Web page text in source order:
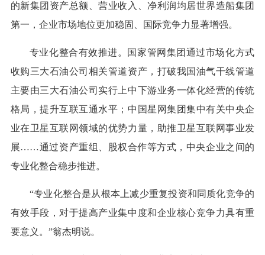
的新集团资产总额、营业收入、净利润均居世界造船集团
第一，企业市场地位更加稳固、国际竞争力显著增强。
专业化整合有效推进。国家管网集团通过市场化方式
收购三大石油公司相关管道资产，打破我国油气干线管道
主要由三大石油公司实行上中下游业务一体化经营的传统
格局，提升互联互通水平；中国星网集团集中有关中央企
业在卫星互联网领域的优势力量，助推卫星互联网事业发
展……通过资产重组、股权合作等方式，中央企业之间的
专业化整合稳步推进。
“专业化整合是从根本上减少重复投资和同质化竞争的
有效手段，对于提高产业集中度和企业核心竞争力具有重
要意义。”翁杰明说。